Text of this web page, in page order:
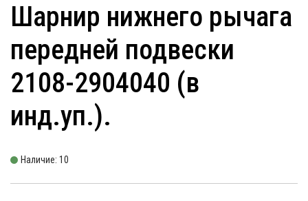
Шарнир нижнего рычага
передней подвески
2108-2904040 (в
инд.уп.).
Наличие: 10